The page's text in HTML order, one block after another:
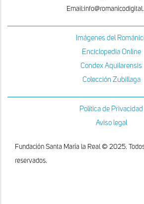
Imágenes del
Enciclopedia Online
Condex Aquilarensis
Colección Zubillaga
Política de Privacidad
Aviso legal
Fundación Santa María la Real © 2025.
reservados.